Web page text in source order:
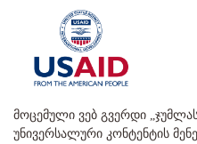
მოცემული ვებ გვერდი
უნივერსალური კონტენტის